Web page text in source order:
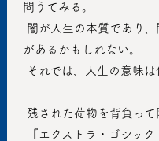
問うてみる。
があるかもしれない。
それでは、人生の意味は
残された荷物を背負っ